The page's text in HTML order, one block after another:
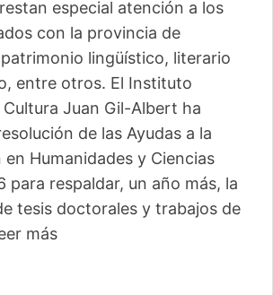
especial atención a los
con la provincia de
lingüístico, literario
entre otros. El Instituto
Juan Gil-Albert ha
de las Ayudas a la
Humanidades y Ciencias
para respaldar, un año más, la
tesis doctorales y trabajos de
más